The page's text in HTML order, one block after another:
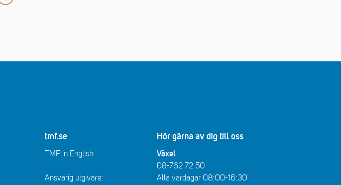
tmf.se
TMF in English
Ansvarig utgivare:
Hör gärna av dig till oss
Växel
08-762 72 50
Alla vardagar 08:00-16:30​​